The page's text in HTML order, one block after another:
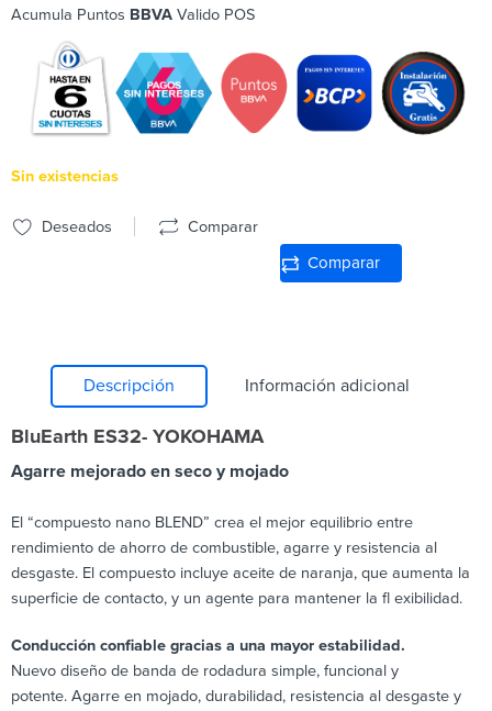
Acumula Puntos BBVA Valido POS
Sin existencias
Deseados Comparar
Comparar
Descripción Información adicional
BluEarth ES32- YOKOHAMA
Agarre mejorado en seco y mojado
El “compuesto nano BLEND” crea el mejor equilibrio entre
rendimiento de ahorro de combustible, agarre y resistencia al
desgaste. El compuesto incluye aceite de naranja, que aumenta la
superficie de contacto, y un agente para mantener la fl exibilidad.
Conducción confiable gracias a una mayor estabilidad.
Nuevo diseño de banda de rodadura simple, funcional y
potente. Agarre en mojado, durabilidad, resistencia al desgaste y